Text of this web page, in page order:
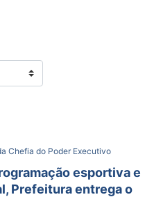
Chefia do Poder Executivo
esportiva e
Prefeitura entrega o